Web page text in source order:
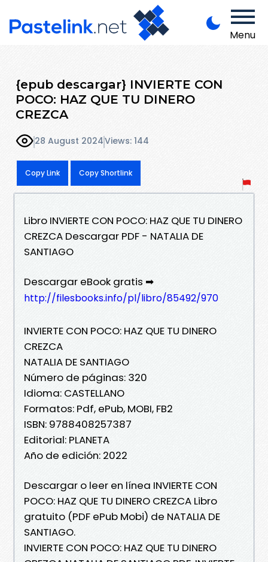
Menu
{epub descargar} INVIERTE CON
POCO: HAZ QUE TU DINERO
CREZCA
28 August 2024Views: 144
Copy Link Copy Shortlink
Libro INVIERTE CON POCO: HAZ QUE TU DINERO
CREZCA Descargar PDF - NATALIA DE
SANTIAGO
Descargar eBook gratis ➡
http://filesbooks.info/pl/libro/85492/970
INVIERTE CON POCO: HAZ QUE TU DINERO
CREZCA
NATALIA DE SANTIAGO
Número de páginas: 320
Idioma: CASTELLANO
Formatos: Pdf, ePub, MOBI, FB2
ISBN: 9788408257387
Editorial: PLANETA
Año de edición: 2022
Descargar o leer en línea INVIERTE CON
POCO: HAZ QUE TU DINERO CREZCA Libro
gratuito (PDF ePub Mobi) de NATALIA DE
SANTIAGO.
INVIERTE CON POCO: HAZ QUE TU DINERO